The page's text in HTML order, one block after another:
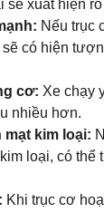
sẽ xuất hiện
Nếu trục
sẽ có hiện
cơ: Xe chạy
nhiều hơn.
mạt kim loại:
loại, có thể
Khi trục cơ